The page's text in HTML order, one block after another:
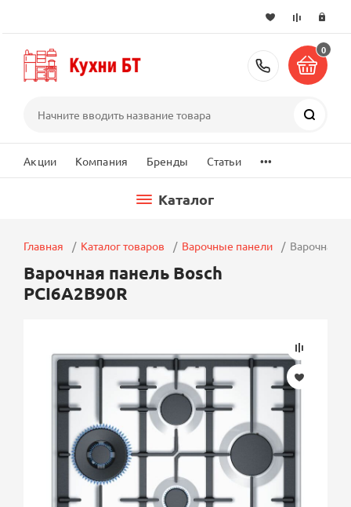
+7 (495)
0
Акции Компания Бренды Статьи ...
Каталог
Главная Каталог товаров Варочные панели Варочная
Варочная панель Bosch
PCI6A2B90R